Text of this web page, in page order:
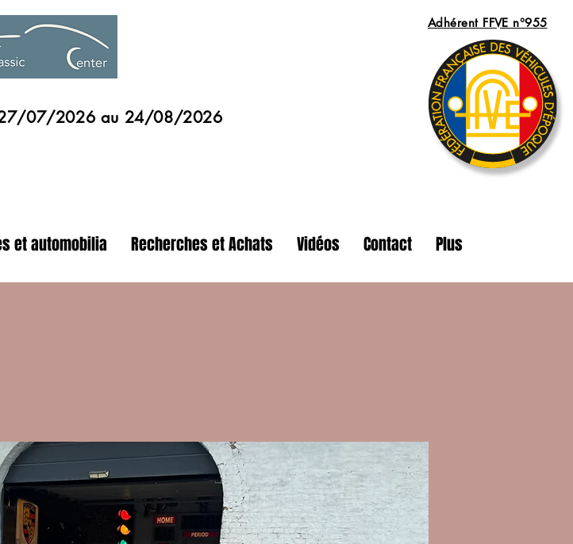
2026 au 24/08/2026
Adhérent FFVE n°955
et automobilia Recherches et Achats Vidéos Contact Plus